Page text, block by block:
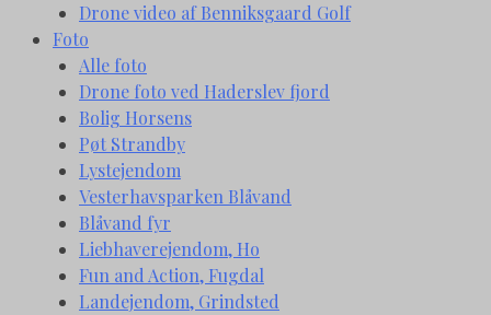
Drone video af Benniksgaard Golf
Foto
Alle foto
Drone foto ved Haderslev fjord
Bolig Horsens
Pøt Strandby
Lystejendom
Vesterhavsparken Blåvand
Blåvand fyr
Liebhaverejendom, Ho
Fun and Action, Fugdal
Landejendom, Grindsted